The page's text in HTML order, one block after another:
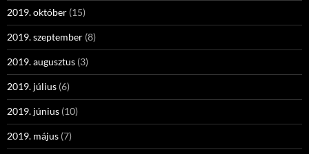
2019. október (15)
2019. szeptember (8)
2019. augusztus (3)
2019. július (6)
2019. június (10)
2019. május (7)